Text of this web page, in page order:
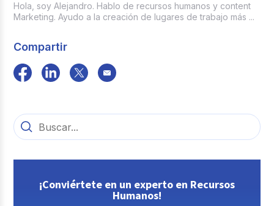
Hola, soy Alejandro. Hablo de recursos humanos y content
Marketing. Ayudo a la creación de lugares de trabajo más ...
Compartir
¡Conviértete en un experto en Recursos
Humanos!